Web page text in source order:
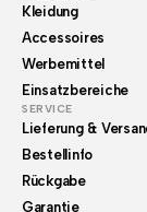
Kleidung
Accessoires
Werbemittel
Einsatzbereiche
SERVICE
Lieferung &
Bestellinfo
Rückgabe
Garantie